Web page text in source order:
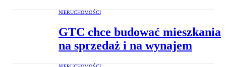
NIERUCHOMOŚCI
GTC chce budować mieszkania
na sprzedaż i na wynajem